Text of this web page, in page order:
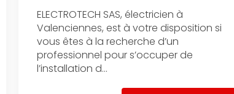
ELECTROTECH SAS, électricien à
Valenciennes, est à votre disposition si
vous êtes à la recherche d’un
professionnel pour s’occuper de
l’installation d...